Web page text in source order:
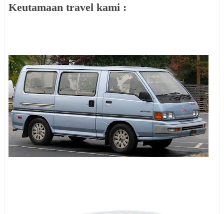
Keutamaan travel kami :